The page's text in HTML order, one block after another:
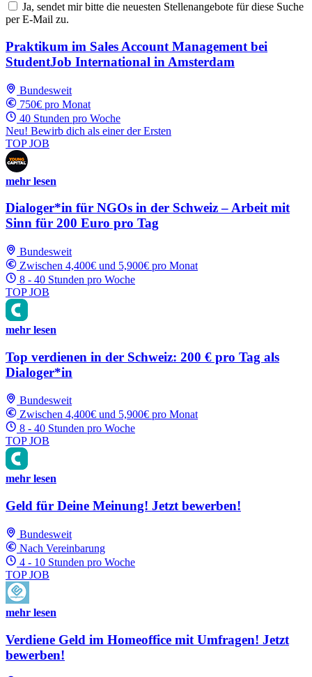
Ja, sendet mir bitte die neuesten Stellenangebote für diese Suche
per E-Mail zu.
Praktikum im Sales Account Management bei
StudentJob International in Amsterdam
Bundesweit
750€ pro Monat
40 Stunden pro Woche
Neu! Bewirb dich als einer der Ersten
TOP JOB
mehr lesen
Dialoger*in für NGOs in der Schweiz – Arbeit mit
Sinn für 200 Euro pro Tag
Bundesweit
Zwischen 4,400€ und 5,900€ pro Monat
8 - 40 Stunden pro Woche
TOP JOB
mehr lesen
Top verdienen in der Schweiz: 200 € pro Tag als
Dialoger*in
Bundesweit
Zwischen 4,400€ und 5,900€ pro Monat
8 - 40 Stunden pro Woche
TOP JOB
mehr lesen
Geld für Deine Meinung! Jetzt bewerben!
Bundesweit
Nach Vereinbarung
4 - 10 Stunden pro Woche
TOP JOB
mehr lesen
Verdiene Geld im Homeoffice mit Umfragen! Jetzt
bewerben!